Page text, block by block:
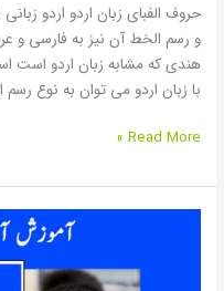
حروف الفبای زبان اردو اردو
و رسم الخط آن نیز به فارسی و
هندی که مشابه زبان اردو است
با زبان اردو می توان به نوع رسم
Read More »